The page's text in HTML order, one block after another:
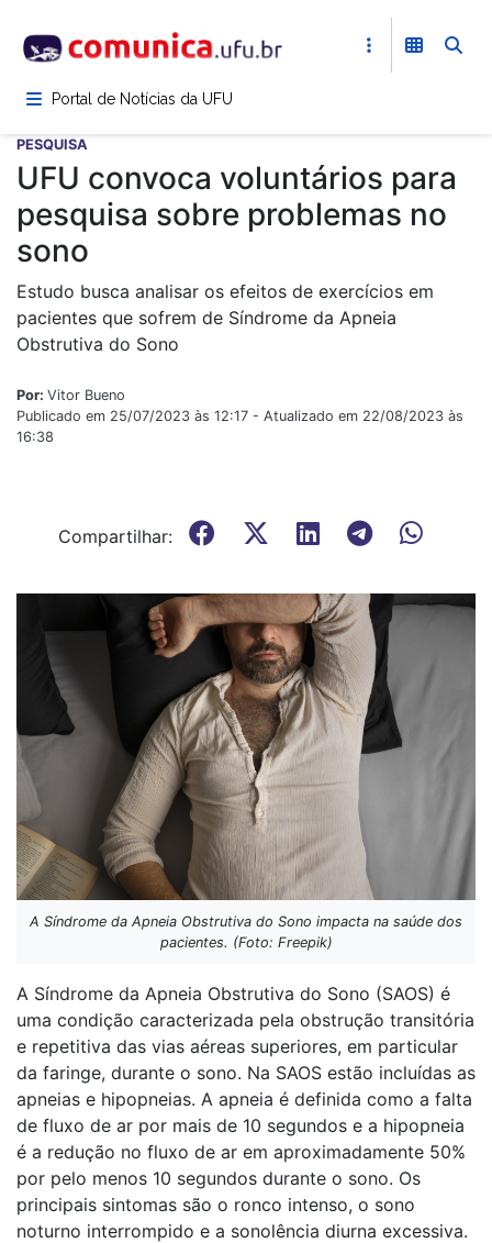
para
conteúdoPortal de Notícias da UFU
PESQUISA
UFU convoca voluntários para
pesquisa sobre problemas no
sono
Estudo busca analisar os efeitos de exercícios em
pacientes que sofrem de Síndrome da Apneia
Obstrutiva do Sono
Por: Vitor Bueno
Publicado em 25/07/2023 às 12:17 - Atualizado em 22/08/2023 às
16:38
Compartilhar:
A Síndrome da Apneia Obstrutiva do Sono impacta na saúde dos
pacientes. (Foto: Freepik)
A Síndrome da Apneia Obstrutiva do Sono (SAOS) é
uma condição caracterizada pela obstrução transitória
e repetitiva das vias aéreas superiores, em particular
da faringe, durante o sono. Na SAOS estão incluídas as
apneias e hipopneias. A apneia é definida como a falta
de fluxo de ar por mais de 10 segundos e a hipopneia
é a redução no fluxo de ar em aproximadamente 50%
por pelo menos 10 segundos durante o sono. Os
principais sintomas são o ronco intenso, o sono
noturno interrompido e a sonolência diurna excessiva.